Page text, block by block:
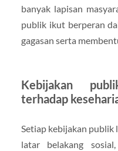
banyak lapisan
publik ikut berperan
gagasan serta
Kebijakan
terhadap
Setiap kebijakan
latar belakang